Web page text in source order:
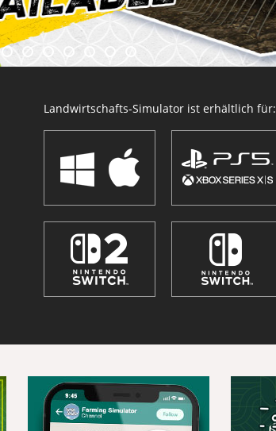
Landwirtschafts-Simulator ist erhältlich für: